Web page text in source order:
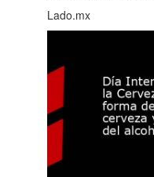
Lado.mx